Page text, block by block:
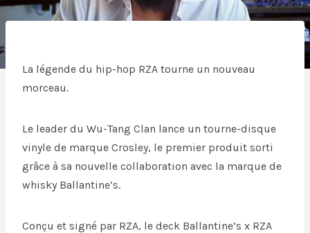
La légende du hip-hop RZA tourne un nouveau
morceau.
Le leader du Wu-Tang Clan lance un tourne-disque
vinyle de marque Crosley, le premier produit sorti
grâce à sa nouvelle collaboration avec la marque de
whisky Ballantine’s.
Conçu et signé par RZA, le deck Ballantine’s x RZA